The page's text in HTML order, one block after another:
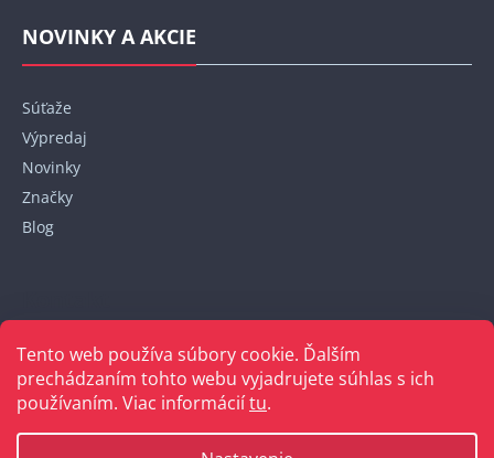
Tento web používa súbory cookie. Ďalším
prechádzaním tohto webu vyjadrujete súhlas s ich
používaním. Viac informáciítu.
NOVINKY A AKCIE
Súťaže
Výpredaj
Novinky
Značky
Blog
+421 948 152 820